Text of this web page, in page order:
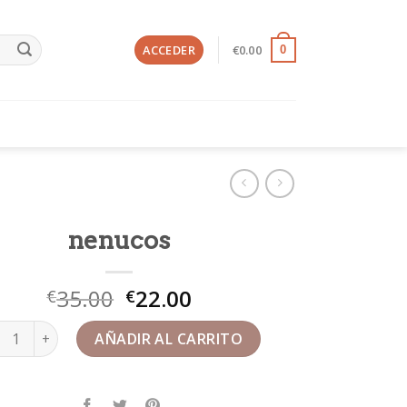
ACCEDER €0.00 0
nenucos
€35.00 €22.00
cantidad AÑADIR AL CARRITO